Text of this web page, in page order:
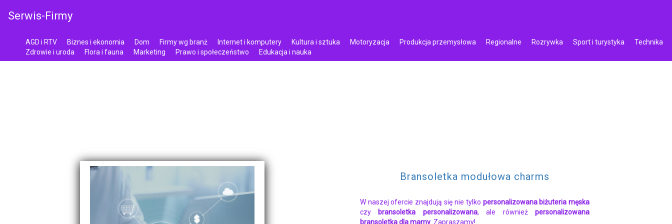
Serwis-Firmy
AGD i RTV Biznes i ekonomia Dom Firmy wg branż Internet i komputery Kultura i sztuka Motoryzacja Produkcja przemysłowa Regionalne Rozrywka Sport i turystyka
Technika
Zdrowie i uroda
Flora i fauna Marketing Prawo i społeczeństwo Edukacja i nauka
Bransoletka modułowa charms
W naszej ofercie znajdują się nie tylko personalizowana biżuteria męska
czy
bransoletka personalizowana, ale równieżpersonalizowana
bransoletka dla mamy. Zapraszamy!